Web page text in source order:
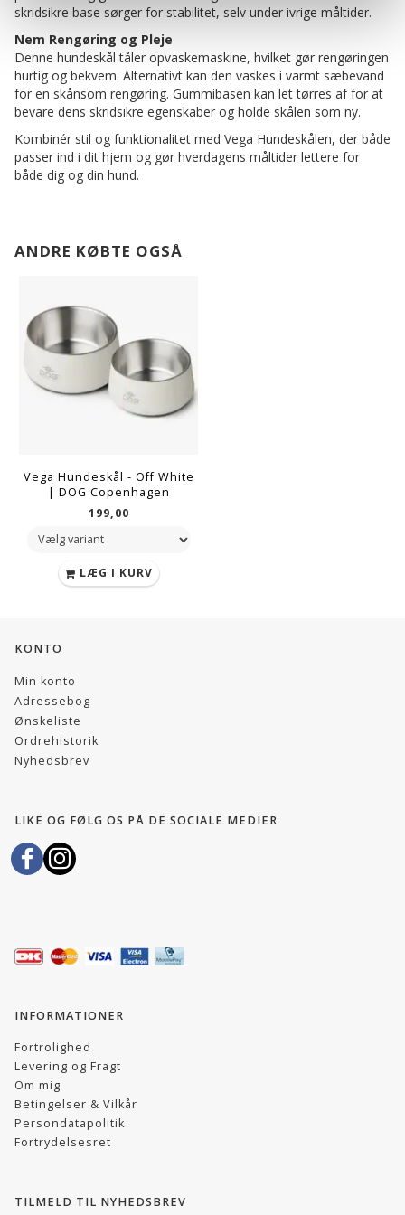
skridsikre base sørger for stabilitet, selv under ivrige måltider.
Nem Rengøring og Pleje
Denne hundeskål tåler opvaskemaskine, hvilket gør rengøringen
hurtig og bekvem. Alternativt kan den vaskes i varmt sæbevand
for en skånsom rengøring. Gummibasen kan let tørres af for at
bevare dens skridsikre egenskaber og holde skålen som ny.
Kombinér stil og funktionalitet med Vega Hundeskålen, der både
passer ind i dit hjem og gør hverdagens måltider lettere for
både dig og din hund.
ANDRE KØBTE OGSÅ
Vega Hundeskål - Off White
| DOG Copenhagen
199,00
LÆG I KURV
KONTO
Min konto
Adressebog
Ønskeliste
Ordrehistorik
Nyhedsbrev
LIKE OG FØLG OS PÅ DE SOCIALE MEDIER
INFORMATIONER
Fortrolighed
Levering og Fragt
Om mig
Betingelser & Vilkår
Persondatapolitik
Fortrydelsesret
TILMELD TIL NYHEDSBREV